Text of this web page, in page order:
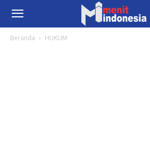
Beranda HUKUM